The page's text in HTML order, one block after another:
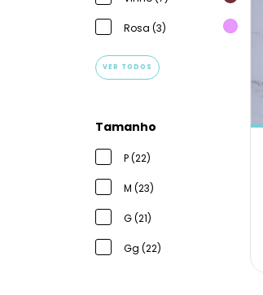
Rosa (3)
VER TODOS
Tamanho
P (22)
M (23)
G (21)
Gg (22)